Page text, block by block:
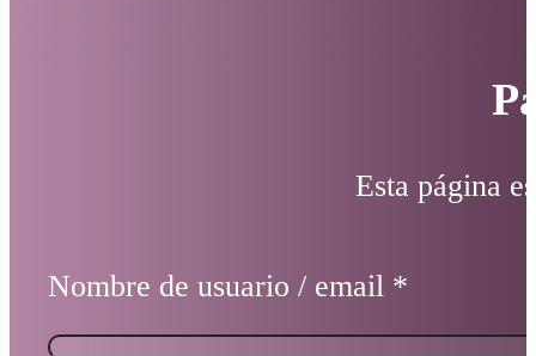
Esta página
Nombre de usuario / email *